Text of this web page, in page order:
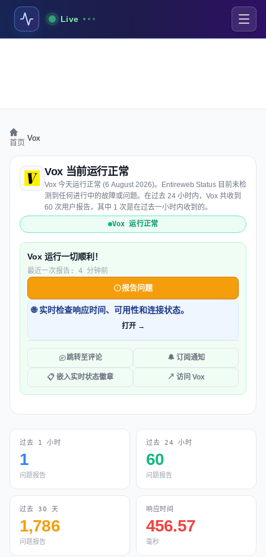
Live
首页 Vox
Vox 当前运行正常
Vox 今天运行正常 (6 August 2026)。Entireweb Status 目前未检
测到任何进行中的故障或问题。在过去 24 小时内，Vox 共收到
60 次用户报告，其中 1 次是在过去一小时内收到的。
Vox 运行正常
Vox 运行一切顺利！
最近一次报告: 4 分钟前
报告问题
🌐 实时检查响应时间、可用性和连接状态。
打开 →
跳转至评论 🔔 订阅通知
📋 嵌入实时状态徽章 ↗ 访问 Vox
过去 1 小时
1
问题报告
过去 24 小时
60
问题报告
过去 30 天
1,786
问题报告
响应时间
456.57
毫秒